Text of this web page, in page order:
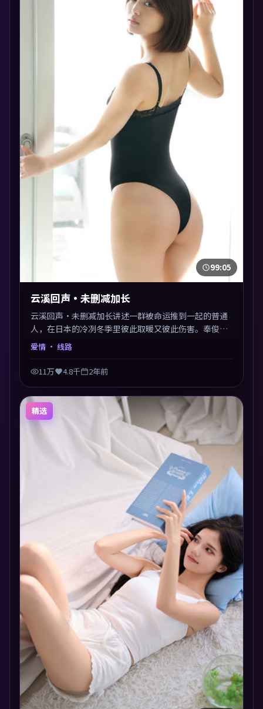
99:05
云溪回声·未删减加长
云溪回声·未删减加长讲述一群被命运推到一起的普通
人，在日本的冷冽冬季里彼此取暖又彼此伤害。奉俊昊
以爱情类型外壳探讨信任与背叛，映后讨论度颇高。片
爱情 · 线路
11万 4.8千 2年前
精选